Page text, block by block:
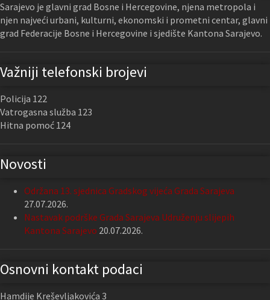
Sarajevo je glavni grad Bosne i Hercegovine, njena metropola i
njen najveći urbani, kulturni, ekonomski i prometni centar, glavni
grad Federacije Bosne i Hercegovine i sjedište Kantona Sarajevo.
Važniji telefonski brojevi
Policija 122
Vatrogasna služba 123
Hitna pomoć 124
Novosti
Održana 13. sjednica Gradskog vijeća Grada Sarajeva
27.07.2026.
Nastavak podrške Grada Sarajeva Udruženju slijepih
Kantona Sarajevo 20.07.2026.
Osnovni kontakt podaci
Hamdije Kreševljakovića 3